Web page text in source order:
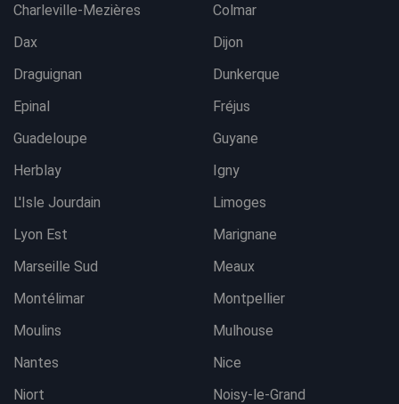
Charleville-Mezières
Colmar
Dax
Dijon
Draguignan
Dunkerque
Epinal
Fréjus
Guadeloupe
Guyane
Herblay
Igny
L'Isle Jourdain
Limoges
Lyon Est
Marignane
Marseille Sud
Meaux
Montélimar
Montpellier
Moulins
Mulhouse
Nantes
Nice
Niort
Noisy-le-Grand